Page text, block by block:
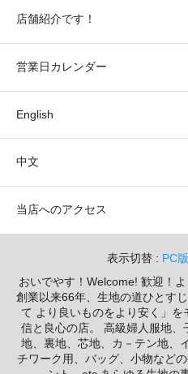
店舗紹介です！
営業日カレンダー
English
中文
当店へのアクセス
表示切替 : PC
おいでやす！Welcome! 歓迎！
創業以来66年、生地の道ひとす
て より良いものをより安く」
信と良心の店。 高級婦人服地
地、裏地、芯地、カ－テン地、
チワーク用、バッグ、小物など